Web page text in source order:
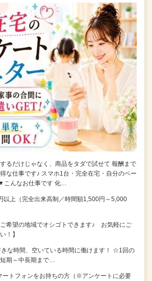
るだけじゃなく、商品をタダで試せて 報酬まで
な仕事です♪ スマホ1台・完全在宅・自分のペー
こんなお仕事です 化…
以上（完全出来高制／時間額1,500円～5,000
希望の地域でオシゴトできます♪ お気軽にご
！】
な時間、空いている時間に働けます！ ☆1回の
期～中長期まで…
トフォンをお持ちの方（※アンケートに必要